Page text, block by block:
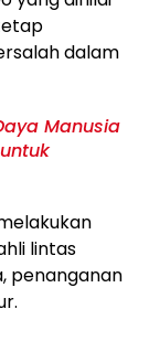
dalam
Manusia
lintas
penanganan